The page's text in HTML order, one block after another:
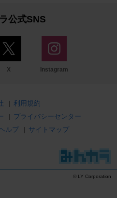
公式SNS
X Instagram
| 利用規約
| プライバシーセンター
ルプ | サイトマップ
© LY Corporation